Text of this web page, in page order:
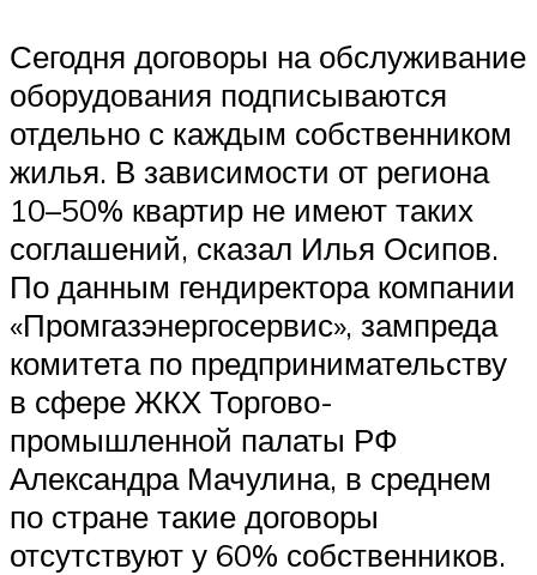
Сегодня договоры на обслуживание
оборудования подписываются
отдельно с каждым собственником
жилья. В зависимости от региона
10–50% квартир не имеют таких
соглашений, сказал Илья Осипов.
По данным гендиректора компании
«Промгазэнергосервис», зампреда
комитета по предпринимательству
в сфере ЖКХ Торгово-
промышленной палаты РФ
Александра Мачулина, в среднем
по стране такие договоры
отсутствуют у 60% собственников.